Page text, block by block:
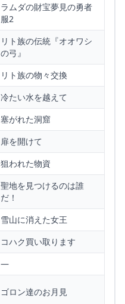
ラムダの財宝夢見の勇者
服2
リト族の伝統『オオワシ
の弓』
リト族の物々交換
冷たい水を越えて
塞がれた洞窟
扉を開けて
狙われた物資
聖地を見つけるのは誰
だ！
雪山に消えた女王
コハク買い取ります
—
ゴロン達のお月見